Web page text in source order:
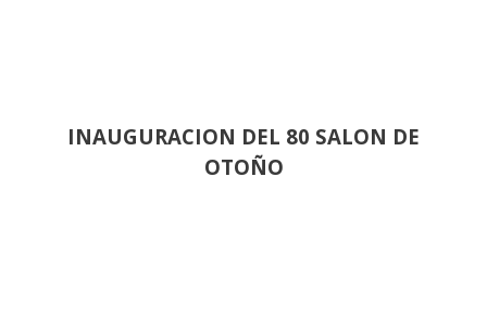
INAUGURACION DEL 80 SALON DE
OTOÑO